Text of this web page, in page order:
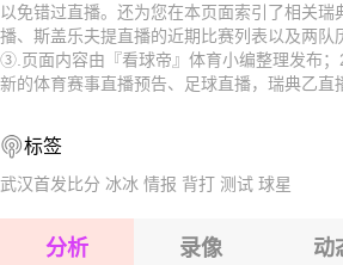
2026-08-17 【瑞典乙】 斯图尔福
2026-08-17 【瑞典乙】 斯图尔福
2026-08-17 【瑞典乙】 斯图尔福
2026-08-17 【瑞典乙】 斯图尔福
2026-08-17 【瑞典乙】 斯图尔福
2026-08-17 【瑞典乙】 斯图尔福
以免错过直播。还为您在本页面索引了相关瑞
播、斯盖乐夫提直播的近期比赛列表以及两队
③.页面内容由『看球帝』体育小编整理发布
新的体育赛事直播预告、足球直播，瑞典乙直
标签
武汉首发比分 冰冰 情报 背打 测试 球星
分析 录像 动